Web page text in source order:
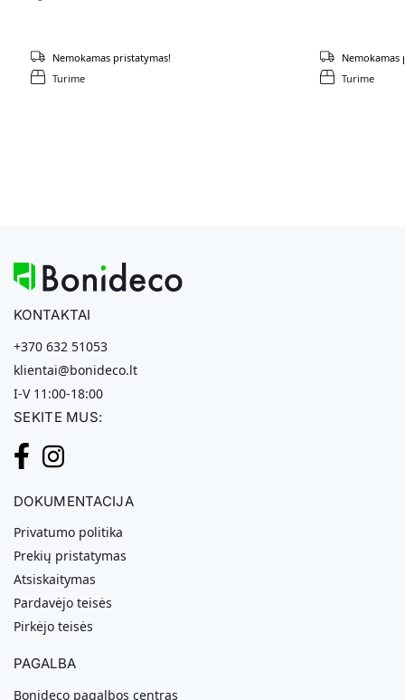
Turime
Nemokamas pristatymas!
Turime
Nemokamas
KONTAKTAI
+370 632 51053
klientai@bonideco.lt
I-V 11:00-18:00
SEKITE MUS:
DOKUMENTACIJA
Privatumo politika
Prekių pristatymas
Atsiskaitymas
Pardavėjo teisės
Pirkėjo teisės
PAGALBA
Bonideco pagalbos centras